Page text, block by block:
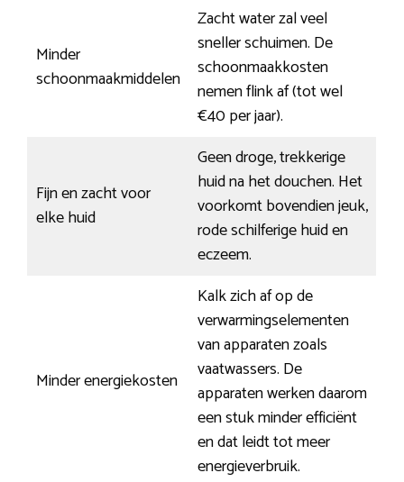
Minder
schoonmaakmiddelen
Zacht water zal veel
sneller schuimen. De
schoonmaakkosten
nemen flink af (tot wel
€40 per jaar).
Fijn en zacht voor
elke huid
Geen droge, trekkerige
huid na het douchen. Het
voorkomt bovendien jeuk,
rode schilferige huid en
eczeem.
Minder energiekosten
Kalk zich af op de
verwarmingselementen
van apparaten zoals
vaatwassers. De
apparaten werken daarom
een stuk minder efficiënt
en dat leidt tot meer
energieverbruik.